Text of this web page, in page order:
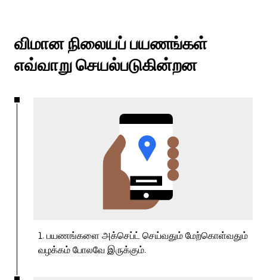
விமான நிலையப் பயணங்கள்
எவ்வாறு செயல்படுகின்றன
1. பயணங்களை அக்செப்ட் செய்வதும் மேற்கொள்வதும்
வழக்கம் போலவே இருக்கும்.